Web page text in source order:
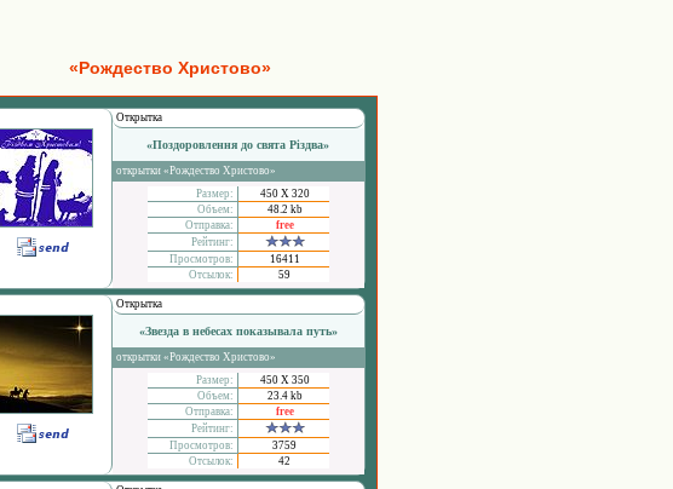
«Рождество Христово»
Открытка
«Поздоровлення до свята Різдва»
открытки «Рождество Христово»
Размер:
450 Х 320
Объем:
48.2 kb
Отправка:
free
Рейтинг:
Просмотров:
16411
Отсылок:
59
Открытка
«Звезда в небесах показывала путь»
открытки «Рождество Христово»
Размер:
450 Х 350
Объем:
23.4 kb
Отправка:
free
Рейтинг:
Просмотров:
3759
Отсылок:
42